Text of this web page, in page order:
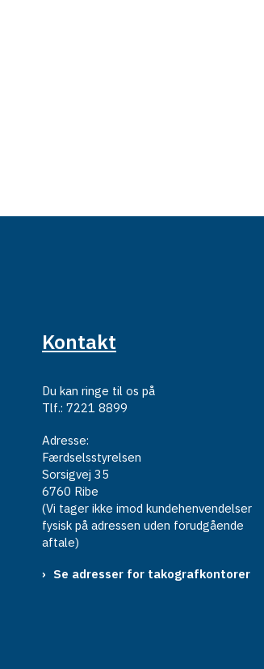
Kontakt
Du kan ringe til os på
Tlf.: 7221 8899
Adresse:
Færdselsstyrelsen
Sorsigvej 35
6760 Ribe
(Vi tager ikke imod kundehenvendelser
fysisk på adressen uden forudgående
aftale)
Se adresser for takografkontorer